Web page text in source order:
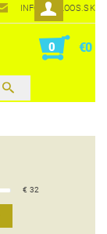
INFO@POLOOS.SK
0 €0
€ 32